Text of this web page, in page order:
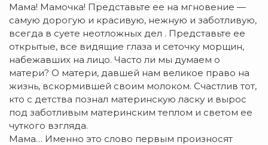
Мама! Мамочка! Представьте ее на мгновение —
самую дорогую и красивую, нежную и заботливую,
всегда в суете неотложных дел . Представьте ее
открытые, все видящие глаза и сеточку морщин,
набежавших на лицо. Часто ли мы думаем о
матери? О матери, давшей нам великое право на
жизнь, вскормившей своим молоком. Счастлив тот,
кто с детства познал материнскую ласку и вырос
под заботливым материнским теплом и светом ее
чуткого взгляда.
Мама… Именно это слово первым произносят